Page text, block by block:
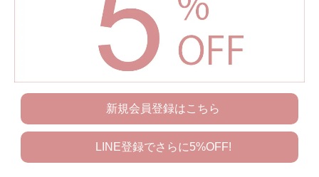
新規会員登録はこちら
LINE登録でさらに5%OFF!